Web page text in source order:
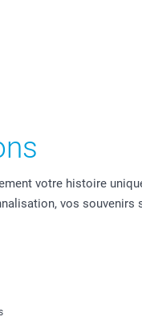
votre histoire
vos